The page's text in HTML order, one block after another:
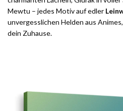
Mewtu – jedes Motiv auf edler
unvergesslichen Helden aus
dein Zuhause.